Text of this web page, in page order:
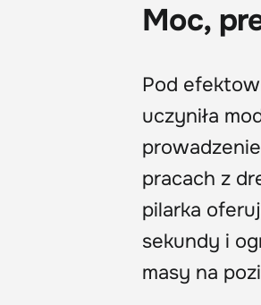
Moc,
Pod
uczyniła
pracach z
pilarka
sekundy i
masy na